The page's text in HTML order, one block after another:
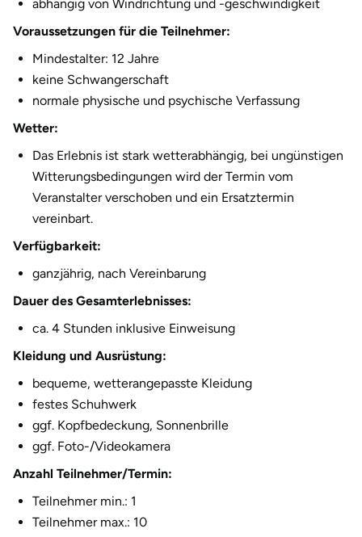
abhängig von Windrichtung und -geschwindigkeit
Voraussetzungen für die Teilnehmer:
Mindestalter: 12 Jahre
keine Schwangerschaft
normale physische und psychische Verfassung
Wetter:
Das Erlebnis ist stark wetterabhängig, bei ungünstigen
Witterungsbedingungen wird der Termin vom
Veranstalter verschoben und ein Ersatztermin
vereinbart.
Verfügbarkeit:
ganzjährig, nach Vereinbarung
Dauer des Gesamterlebnisses:
ca. 4 Stunden inklusive Einweisung
Kleidung und Ausrüstung:
bequeme, wetterangepasste Kleidung
festes Schuhwerk
ggf. Kopfbedeckung, Sonnenbrille
ggf. Foto-/Videokamera
Anzahl Teilnehmer/Termin:
Teilnehmer min.: 1
Teilnehmer max.: 10